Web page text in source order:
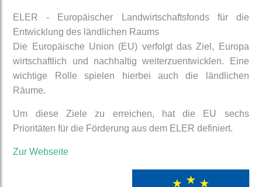
ELER - Europäischer Landwirtschaftsfonds für die
Entwicklung des ländlichen Raums
Die Europäische Union (EU) verfolgt das Ziel, Europa
wirtschaftlich und nachhaltig weiterzuentwicklen. Eine
wichtige Rolle spielen hierbei auch die ländlichen
Räume.
Um diese Ziele zu erreichen, hat die EU sechs
Prioritäten für die Förderung aus dem ELER definiert.
Zur Webseite